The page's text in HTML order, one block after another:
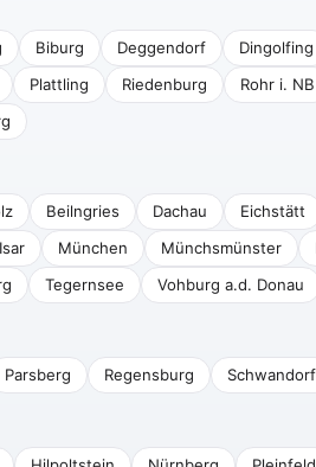
Biburg Deggendorf Dingolfing
Plattling Riedenburg Rohr i. NB
Beilngries Dachau Eichstätt
München Münchsmünster
Tegernsee Vohburg a.d. Donau
Parsberg Regensburg Schwandorf